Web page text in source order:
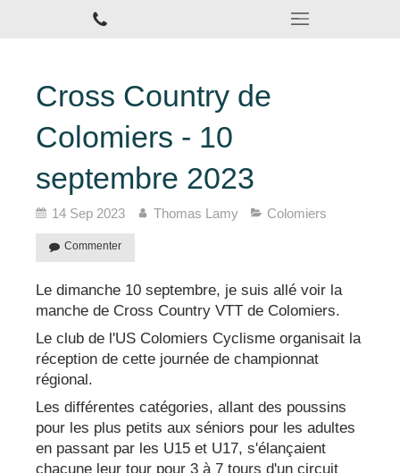
Cross Country de
Colomiers - 10
septembre 2023
14 Sep 2023 Thomas Lamy Colomiers
Commenter
Le dimanche 10 septembre, je suis allé voir la
manche de Cross Country VTT de Colomiers.
Le club de l'US Colomiers Cyclisme organisait la
réception de cette journée de championnat
régional.
Les différentes catégories, allant des poussins
pour les plus petits aux séniors pour les adultes
en passant par les U15 et U17, s'élançaient
chacune leur tour pour 3 à 7 tours d'un circuit